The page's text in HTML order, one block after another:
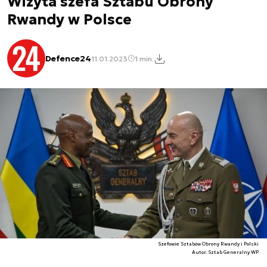
Rwandy w Polsce
Defence2411.01.2023 1 min.
Szefowie Sztabów Obrony Rwandy i Polski
Autor. Sztab Generalny WP